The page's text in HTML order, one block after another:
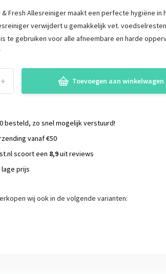
Fresh Allesreiniger maakt een perfecte hygiëne in
verwijdert u gemakkelijk vet.
te gebruiken voor alle afneembare en harde
+ Toevoegen aan winkelwagen
besteld, zo snel mogelijk verstuurd!
vanaf €50
scoort een 8,9uit reviews
prijs
wij ook in de volgende varianten: